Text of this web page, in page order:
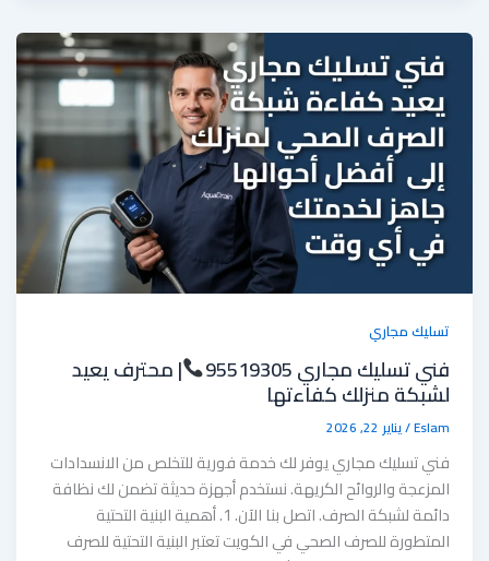
تسليك مجاري
فني تسليك مجاري 95519305 | محترف يعيد
لشبكة منزلك كفاءتها
Eslam
/يناير 22, 2026
فني تسليك مجاري يوفر لك خدمة فورية للتخلص من الانسدادات
المزعجة والروائح الكريهة. نستخدم أجهزة حديثة تضمن لك نظافة
دائمة لشبكة الصرف. اتصل بنا الآن. 1. أهمية البنية التحتية
المتطورة للصرف الصحي في الكويت تعتبر البنية التحتية للصرف